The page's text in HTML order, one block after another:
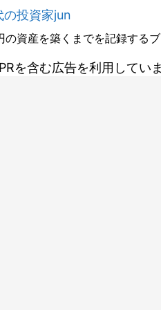
の投資家jun
資産を築くまでを記録するブ
を含む広告を利用してい